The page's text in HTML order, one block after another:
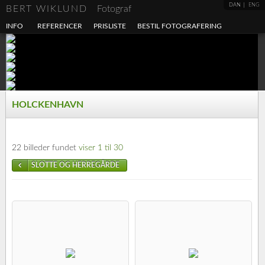
DAN ENG
BERT WIKLUND Fotograf
INFO REFERENCER PRISLISTE BESTIL FOTOGRAFERING
HOLCKENHAVN
22 billeder fundet viser 1 til 30
SLOTTE OG HERREGÅRDE